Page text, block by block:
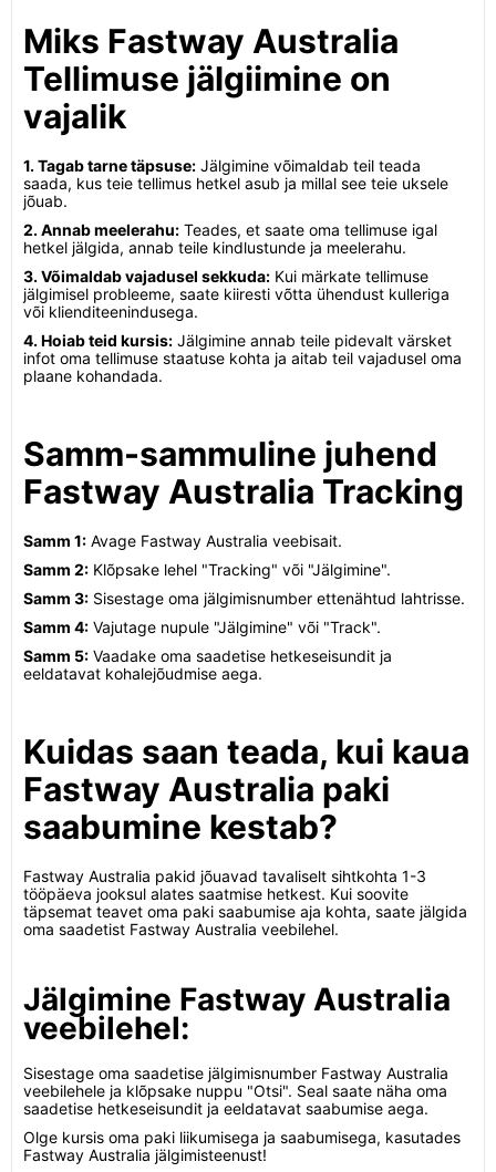
Miks Fastway Australia
Tellimuse jälgiimine on
vajalik
1. Tagab tarne täpsuse: Jälgimine võimaldab teil teada
saada, kus teie tellimus hetkel asub ja millal see teie uksele
jõuab.
2. Annab meelerahu: Teades, et saate oma tellimuse igal
hetkel jälgida, annab teile kindlustunde ja meelerahu.
3. Võimaldab vajadusel sekkuda: Kui märkate tellimuse
jälgimisel probleeme, saate kiiresti võtta ühendust kulleriga
või klienditeenindusega.
4. Hoiab teid kursis: Jälgimine annab teile pidevalt värsket
infot oma tellimuse staatuse kohta ja aitab teil vajadusel oma
plaane kohandada.
Samm-sammuline juhend
Fastway Australia Tracking
Samm 1: Avage Fastway Australia veebisait.
Samm 2: Klõpsake lehel "Tracking" või "Jälgimine".
Samm 3: Sisestage oma jälgimisnumber ettenähtud lahtrisse.
Samm 4: Vajutage nupule "Jälgimine" või "Track".
Samm 5: Vaadake oma saadetise hetkeseisundit ja
eeldatavat kohalejõudmise aega.
Kuidas saan teada, kui kaua
Fastway Australia paki
saabumine kestab?
Fastway Australia pakid jõuavad tavaliselt sihtkohta 1-3
tööpäeva jooksul alates saatmise hetkest. Kui soovite
täpsemat teavet oma paki saabumise aja kohta, saate jälgida
oma saadetist Fastway Australia veebilehel.
Jälgimine Fastway Australia
veebilehel:
Sisestage oma saadetise jälgimisnumber Fastway Australia
veebilehele ja klõpsake nuppu "Otsi". Seal saate näha oma
saadetise hetkeseisundit ja eeldatavat saabumise aega.
Olge kursis oma paki liikumisega ja saabumisega, kasutades
Fastway Australia jälgimisteenust!